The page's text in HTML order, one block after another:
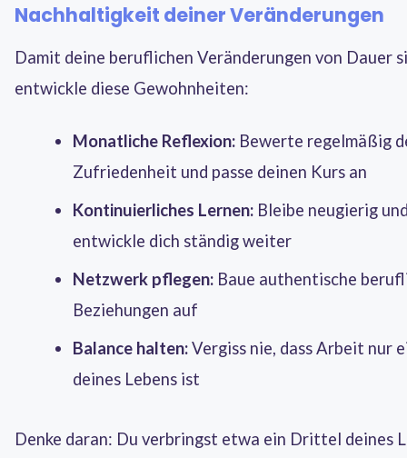
Nachhaltigkeit deiner Veränderungen
Damit deine beruflichen Veränderungen von Dauer
entwickle diese Gewohnheiten:
Monatliche Reflexion: Bewerte regelmäßig
Zufriedenheit und passe deinen Kurs an
Kontinuierliches Lernen: Bleibe neugierig
entwickle dich ständig weiter
Netzwerk pflegen: Baue authentische
Beziehungen auf
Balance halten:Vergiss nie, dass Arbeit nur
deines Lebens ist
Denke daran: Du verbringst etwa ein Drittel deines